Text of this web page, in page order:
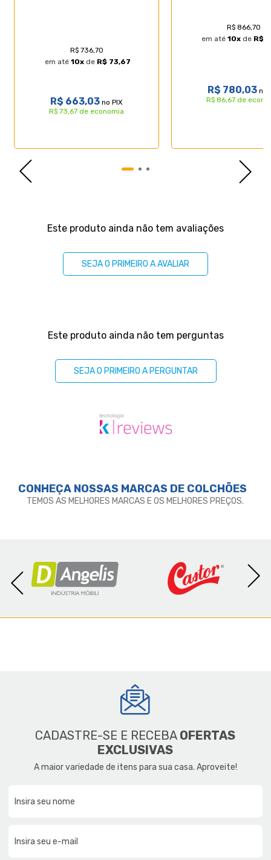
R$ 736,70
em até10x de R$ 73,67
R$ 663,03 no PIX
R$ 73,67 de economia
R$ 866,70
em até10x de R$
R$ 780,03 no
R$ 86,67 de
Este produto ainda não tem avaliações
SEJA O PRIMEIRO A AVALIAR
Este produto ainda não tem perguntas
SEJA O PRIMEIRO A PERGUNTAR
CONHEÇA NOSSAS MARCAS DE COLCHÕES
TEMOS AS MELHORES MARCAS E OS MELHORES PREÇOS.
CADASTRE-SE E RECEBA OFERTAS
EXCLUSIVAS
A maior variedade de itens para sua casa. Aproveite!